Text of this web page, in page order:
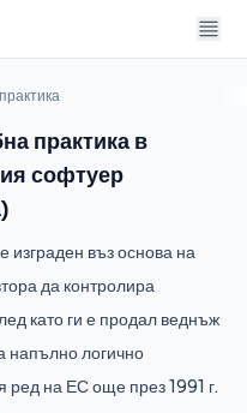
практика в
софтуер
изграден въз основа на
да контролира
като ги е продал веднъж
напълно логично
ред на ЕС още през 1991 г.